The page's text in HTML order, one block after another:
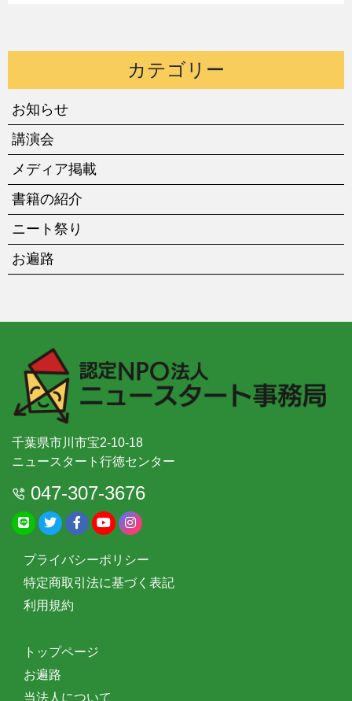
カテゴリー
お知らせ
講演会
メディア掲載
書籍の紹介
ニート祭り
お遍路
千葉県市川市宝2-10-18
ニュースタート行徳センター
047-307-3676
プライバシーポリシー
特定商取引法に基づく表記
利用規約
トップページ
お遍路
当法人について